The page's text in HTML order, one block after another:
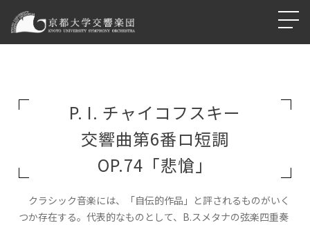
P. I. チャイコフスキー
交響曲第6番ロ短調
OP.74「悲愴」
クラシック音楽には、「自伝的作品」と評されるものがいく
つか存在する。代表的なものとして、B.スメタナの弦楽四重奏